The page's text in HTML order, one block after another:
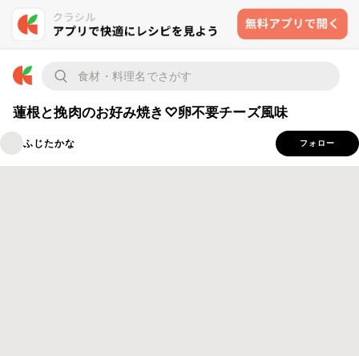
蓮根と挽肉のお好み焼き♡卵不要チーズ風味
ふじたかな フォロー